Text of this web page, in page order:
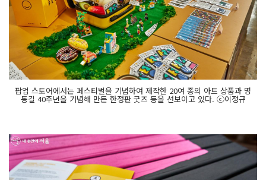
팝업 스토어에서는 페스티벌을 기념하여 제작한 20여 종의 아트 상품과 명
동길 40주년을 기념해 만든 한정판 굿즈 등을 선보이고 있다. ⓒ이정규